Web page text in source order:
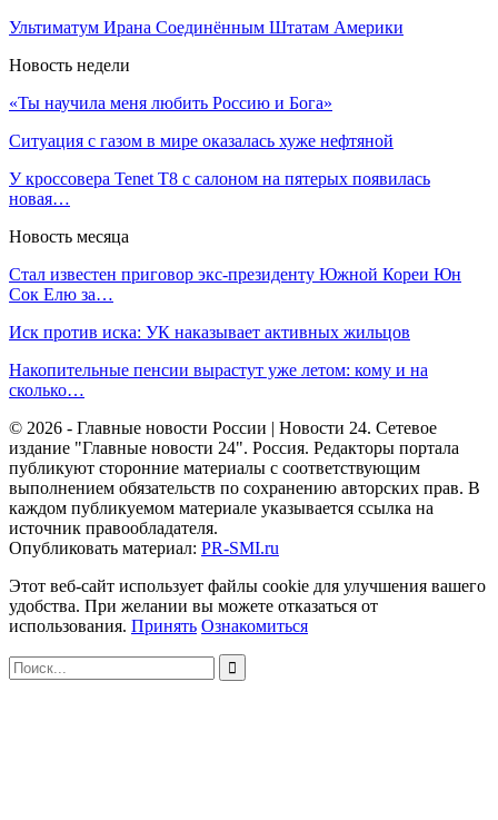
Ультиматум Ирана Соединённым Штатам Америки
Новость недели
«Ты научила меня любить Россию и Бога»
Ситуация с газом в мире оказалась хуже нефтяной
У кроссовера Tenet T8 с салоном на пятерых появилась
новая…
Новость месяца
Стал известен приговор экс-президенту Южной Кореи Юн
Сок Елю за…
Иск против иска: УК наказывает активных жильцов
Накопительные пенсии вырастут уже летом: кому и на
сколько…
© 2026 - Главные новости России | Новости 24. Сетевое
издание "Главные новости 24". Россия. Редакторы портала
публикуют сторонние материалы с соответствующим
выполнением обязательств по сохранению авторских прав. В
каждом публикуемом материале указывается ссылка на
источник правообладателя.
Опубликовать материал: PR-SMI.ru
Этот веб-сайт использует файлы cookie для улучшения вашего
удобства. При желании вы можете отказаться от
использования. Принять Ознакомиться